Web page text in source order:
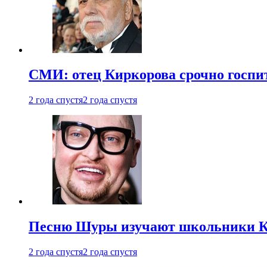
СМИ: отец Киркорова срочно
2 года спустя2 года спустя
Песню Шуры изучают школьники
2 года спустя2 года спустя